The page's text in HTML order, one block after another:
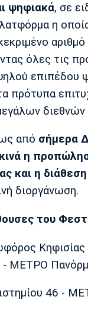
ψηφιακά, σε
η
όλες τις
επιπέδου
πρότυπα
διεθνών
από σήμερα
η
και η
διοργάνωση.
του
Κηφισίας
- ΜΕΤΡΟ
46 -